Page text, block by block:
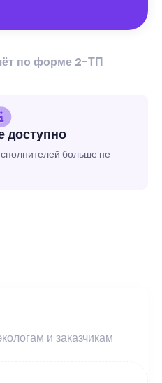
по форме 2-ТП
доступно
больше не
и заказчикам